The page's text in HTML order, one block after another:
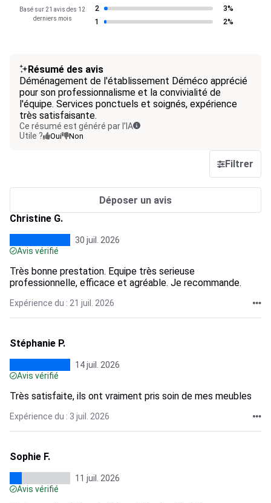
Basé sur 21 avis des 12
derniers mois
2
3%
1
2%
Résumé des avis
Déménagement de l'établissement Déméco apprécié
pour son professionnalisme et la convivialité de
l'équipe. Services ponctuels et soignés, expérience
très satisfaisante.
Ce résumé est généré par l’IA
Utile ?
Oui Non
Filtrer
Déposer un avis
Christine G.
30 juil. 2026
Avis vérifié
Très bonne prestation. Equipe très serieuse
professionnelle, efficace et agréable. Je recommande.
Expérience du : 21 juil. 2026
Stéphanie P.
14 juil. 2026
Avis vérifié
Très satisfaite, ils ont vraiment pris soin de mes meubles
Expérience du : 3 juil. 2026
Sophie F.
11 juil. 2026
Avis vérifié